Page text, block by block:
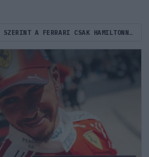
VILLENEUVE SZERINT A FERRARI CSAK HAMILTONNAL SZORÍTHATJA MEG A MERCEDEST